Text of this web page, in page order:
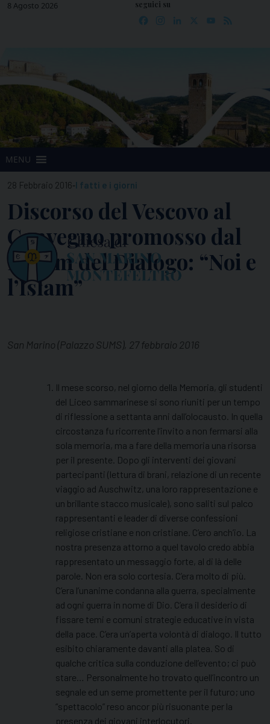
Skip8 Agosto 2026 seguici su
Facebook
Instagram
LinkedIn YouTube
MENU
28 Febbraio 2016-I fatti e i giorni
Discorso del Vescovo al
Convegno promosso dal
Forum del Dialogo: “Noi e
l’Islam”
San Marino (Palazzo SUMS), 27 febbraio 2016
Il mese scorso, nel giorno della Memoria, gli studenti
del Liceo sammarinese si sono riuniti per un tempo
di riflessione a settanta anni dall’olocausto. In quella
circostanza fu ricorrente l’invito a non fermarsi alla
sola memoria, ma a fare della memoria una risorsa
per il presente. Dopo gli interventi dei giovani
partecipanti (lettura di brani, relazione di un recente
viaggio ad Auschwitz, una loro rappresentazione e
un brillante stacco musicale), sono saliti sul palco
rappresentanti e leader di diverse confessioni
religiose cristiane e non cristiane. C’ero anch’io. La
nostra presenza attorno a quel tavolo credo abbia
rappresentato un messaggio forte, al di là delle
parole. Non era solo cortesia. C’era molto di più.
C’era l’unanime condanna alla guerra, specialmente
ad ogni guerra in nome di Dio. C’era il desiderio di
fissare temi e comuni strategie educative in vista
della pace. C’era un’aperta volontà di dialogo. Il tutto
esibito chiaramente davanti alla platea. So di
qualche critica sulla conduzione dell’evento; ci può
stare… Personalmente ho trovato quell’incontro un
segnale ed un seme promettente per il futuro; uno
“spettacolo” reso ancor più risuonante per la
presenza dei giovani interlocutori.